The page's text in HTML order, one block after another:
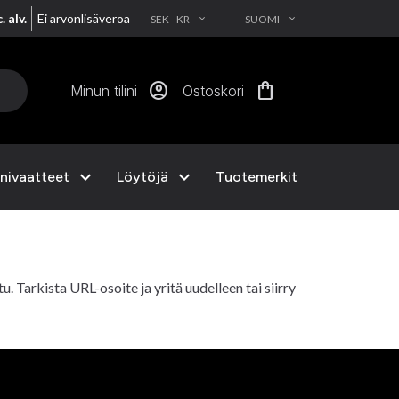
alv. Ei arvonlisäveroa SEK - KR EXPAND_MORE SUOMI EXPAND_MORE
Minun tilini account_circle Ostoskori shopping_bag
expand_more Löytöjä expand_more Tuotemerkit
Tarkista URL-osoite ja yritä uudelleen tai siirry